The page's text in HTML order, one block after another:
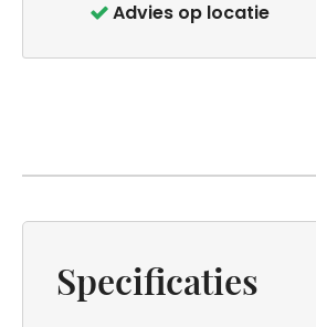
Advies op locatie
Specificaties